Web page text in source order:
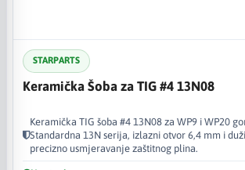
STARPARTS
Keramička Šoba za TIG #4 13N08
Keramička TIG šoba #4 13N08 za WP9 i WP20
Standardna 13N serija, izlazni otvor 6,4 mm i
precizno usmjeravanje zaštitnog plina.